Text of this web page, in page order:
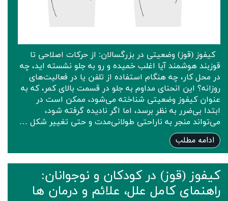
کیفوز (قوز) وضعیتی در بزرگسالان: از حرکات اصلاحی تا
قوزبند هوشمند آیا اغلب خمیده و رو به جلو نشسته اید، چه
در محل کار، چه هنگام استفاده از تلفن یا در فعالیت‌های
روزانه؟ این انحنای مداوم به جلو در قسمت بالای کمر، که به
عنوان کیفوز وضعیتی شناخته می‌شود، ممکن است در
ابتدا بی‌ضرر به نظر برسد، اما اگر نادیده گرفته شود،
می‌تواند منجر به ناراحتی طولانی‌مدت و حتی تغییر شکل …
ادامه مطلب
کیفوز (قوز) در کودکان و نوجوانان:
راهنمای کامل علل، علائم و درمان ها